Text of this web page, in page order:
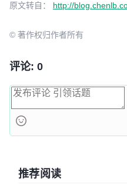
原文转自： http://
© 著作权归作者所有
评论: 0
推荐阅读